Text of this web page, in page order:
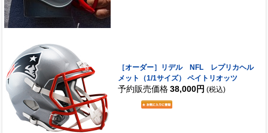
［オーダー］リデル NFL レプリカヘル
メット（1/1サイズ） ペイトリオッツ
予約販売価格 38,000円 (税込)